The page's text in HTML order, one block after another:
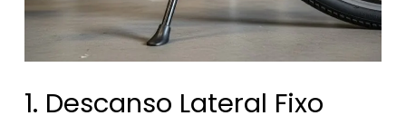
1. Descanso Lateral Fixo